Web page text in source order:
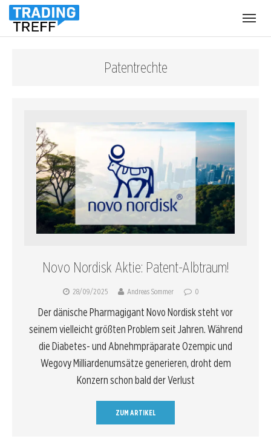
Patentrechte
Novo Nordisk Aktie: Patent-Albtraum!
28/09/2025 Andreas Sommer 0
Der dänische Pharmagigant Novo Nordisk steht vor
seinem vielleicht größten Problem seit Jahren. Während
die Diabetes- und Abnehmpräparate Ozempic und
Wegovy Milliardenumsätze generieren, droht dem
Konzern schon bald der Verlust
ZUM ARTIKEL